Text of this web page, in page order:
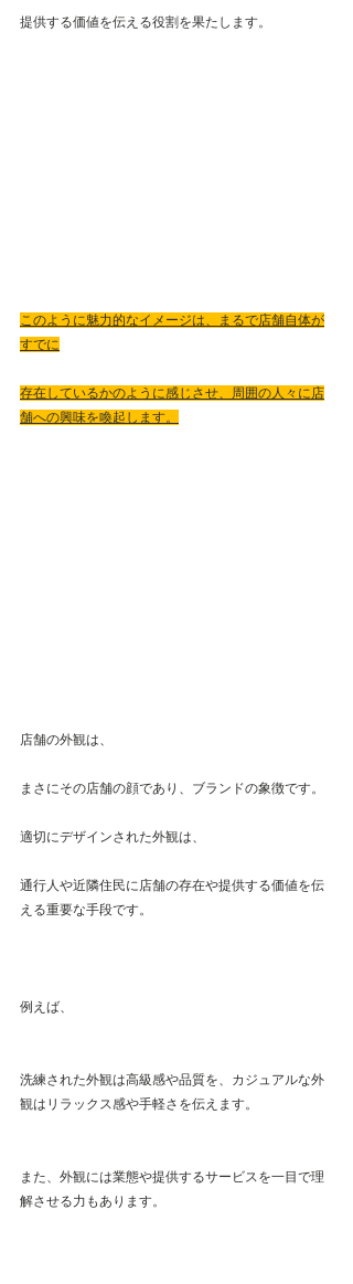
提供する価値を伝える役割を果たします。
このように魅力的なイメージは、まるで店舗自体が
すでに
存在しているかのように感じさせ、周囲の人々に店
舗への興味を喚起します。
店舗の外観は、
まさにその店舗の顔であり、ブランドの象徴です。
適切にデザインされた外観は、
通行人や近隣住民に店舗の存在や提供する価値を伝
える重要な手段です。
例えば、
洗練された外観は高級感や品質を、カジュアルな外
観はリラックス感や手軽さを伝えます。
また、外観には業態や提供するサービスを一目で理
解させる力もあります。